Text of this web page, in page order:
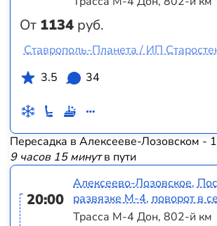
От 1134 руб.
Ставрополь-Планета / ИП
3.5
34
Пересадка в Алексееве-Лозовском -
9 часов 15 минутв пути
20:00
Алексеево-Лозовское,
развязке М-4, поворот в
Трасса М-4 Дон, 802-й км